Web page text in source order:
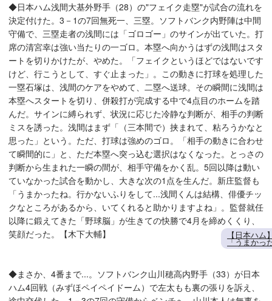
◆日本ハム浅間大基外野手（28）の"フェイク走塁"が試合の流れを
決定付けた。3－1の7回無死一、三塁。ソフトバンク内野陣は中間
守備で、三塁走者の浅間には「ゴロゴー」のサインが出ていた。打
席の清宮幸は強い当たりの一ゴロ。本塁へ向かうはずの浅間はスタ
ートを切りかけたが、やめた。「フェイクというほどではないです
けど、行こうとして、すぐ止まった」。この動きに打球を処理した
一塁石塚は、浅間のケアをやめて、二塁へ送球。その瞬間に浅間は
本塁へスタートを切り、併殺打が完成する中で4点目のホームを踏
んだ。サインに縛られず、状況に応じた冷静な判断が、相手の判断
ミスを誘った。浅間はまず「（三本間で）挟まれて、粘ろうかなと
思った」という。ただ、打球は強めのゴロ。「相手の動きに合わせ
て瞬間的に」と、ただ本塁へ突っ込む選択はなくなった。とっさの
判断から生まれた一瞬の間が、相手守備をかく乱。5回以降は動い
ていなかった試合を動かし、大きな次の1点を生んだ。新庄監督も
「うまかったね。行かないふりをして...浅間くんは結構、俳優チッ
クなところがあるから、いてくれると助かりますよね」。監督就任
以降に鍛えてきた「野球脳」が生きての快勝で4月を締めくくり、
笑顔だった。【木下大輔】
【日本ハ
「うまかっ
◆まさか、4番まで...。ソフトバンク山川穂高内野手（33）が日本
ハム4回戦（みずほペイペイドーム）で左太もも裏の張りを訴え、